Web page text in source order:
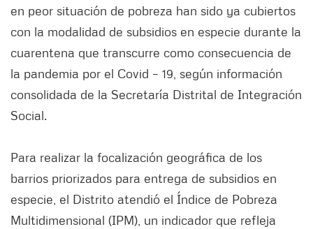
en peor situación de pobreza han sido ya cubiertos
con la modalidad de subsidios en especie durante la
cuarentena que transcurre como consecuencia de
la pandemia por el Covid – 19, según información
consolidada de la Secretaría Distrital de Integración
Social.
Para realizar la focalización geográfica de los
barrios priorizados para entrega de subsidios en
especie, el Distrito atendió el Índice de Pobreza
Multidimensional (IPM), un indicador que refleja